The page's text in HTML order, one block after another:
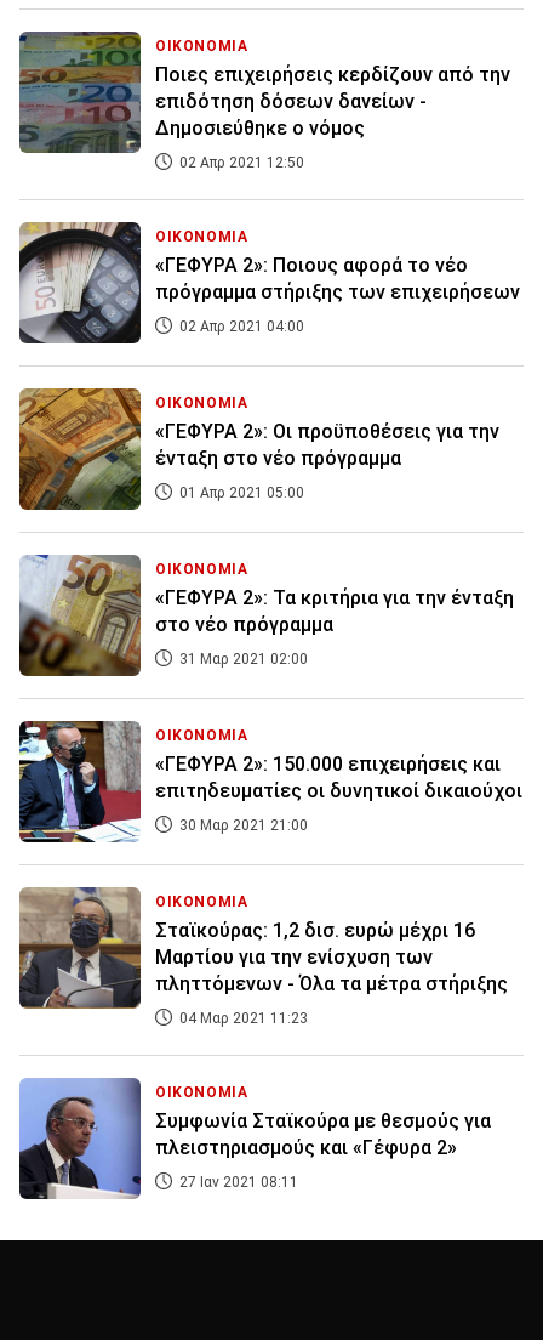
ΟΙΚΟΝΟΜΙΑ
Ποιες επιχειρήσεις κερδίζουν από την
επιδότηση δόσεων δανείων -
Δημοσιεύθηκε ο νόμος
02 Απρ 2021 12:50
ΟΙΚΟΝΟΜΙΑ
«ΓΕΦΥΡΑ 2»: Ποιους αφορά το νέο
πρόγραμμα στήριξης των επιχειρήσεων
02 Απρ 2021 04:00
ΟΙΚΟΝΟΜΙΑ
«ΓΕΦΥΡΑ 2»: Οι προϋποθέσεις για την
ένταξη στο νέο πρόγραμμα
01 Απρ 2021 05:00
ΟΙΚΟΝΟΜΙΑ
«ΓΕΦΥΡΑ 2»: Τα κριτήρια για την ένταξη
στο νέο πρόγραμμα
31 Μαρ 2021 02:00
ΟΙΚΟΝΟΜΙΑ
«ΓΕΦΥΡΑ 2»: 150.000 επιχειρήσεις και
επιτηδευματίες οι δυνητικοί δικαιούχοι
30 Μαρ 2021 21:00
ΟΙΚΟΝΟΜΙΑ
Σταϊκούρας: 1,2 δισ. ευρώ μέχρι 16
Μαρτίου για την ενίσχυση των
πληττόμενων - Όλα τα μέτρα στήριξης
04 Μαρ 2021 11:23
ΟΙΚΟΝΟΜΙΑ
Συμφωνία Σταϊκούρα με θεσμούς για
πλειστηριασμούς και «Γέφυρα 2»
27 Ιαν 2021 08:11